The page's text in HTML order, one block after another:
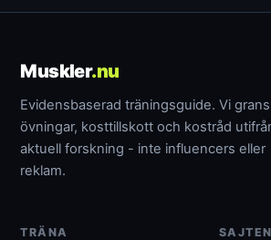
Muskler.nu
Evidensbaserad träningsguide. Vi
övningar, kosttillskott och kostråd
aktuell forskning - inte influencers eller
reklam.
TRÄNA SAJTEN